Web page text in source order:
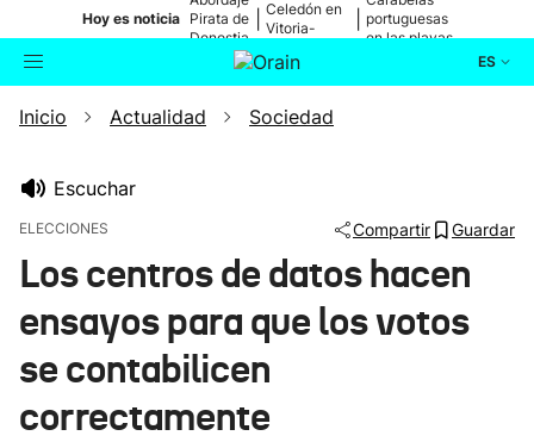
Hoy es noticia Pirata de
Donostia
Celedón en
Vitoria-
portuguesas
en las playas
ES
Buscador Actualidad
Ikusmiran
Eguraldia
Inicio Actualidad Sociedad
Escuchar
ELECCIONES Compartir Guardar
Los centros de datos hacen
ensayos para que los votos
se contabilicen
correctamente